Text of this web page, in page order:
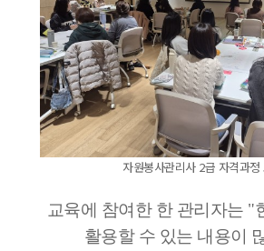
자원봉사관리사 2급 자격과정
교육에 참여한 한 관리자는 "
활용할 수 있는 내용이